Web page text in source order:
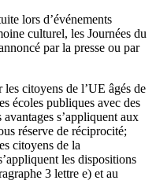
lors d’événements
culturel, les Journées du
par la presse ou par
citoyens de l’UE âgés de
écoles publiques avec des
s’appliquent aux
réserve de réciprocité;
citoyens de la
les dispositions
3 lettre e) et au